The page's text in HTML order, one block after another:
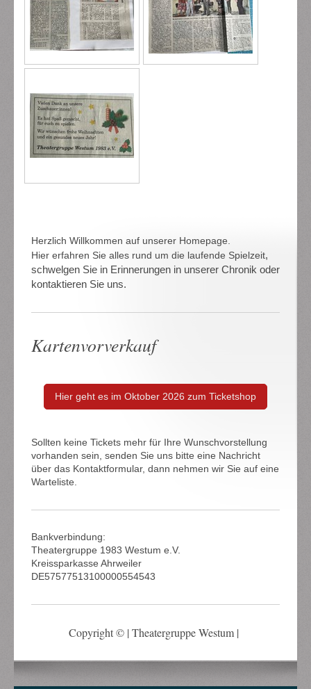
Herzlich Willkommen auf unserer Homepage.
Hier erfahren Sie alles rund um die laufende Spielzeit,
schwelgen Sie in Erinnerungen in unserer Chronik oder
kontaktieren Sie uns.
Kartenvorverkauf
Hier geht es im Oktober 2026 zum Ticketshop
Sollten keine Tickets mehr für Ihre Wunschvorstellung
vorhanden sein, senden Sie uns bitte eine Nachricht
über das Kontaktformular, dann nehmen wir Sie auf eine
Warteliste.
Bankverbindung:
Theatergruppe 1983 Westum e.V.
Kreissparkasse Ahrweiler
DE57577513100000554543
Copyright © | Theatergruppe Westum |